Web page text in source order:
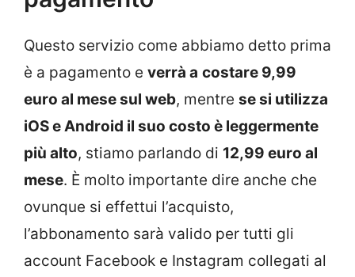
Questo servizio come abbiamo detto prima
è a pagamento e verrà a costare 9,99
euro al mese sul web, mentre se si utilizza
iOS e Android il suo costo è leggermente
più alto, stiamo parlando di 12,99 euro al
mese. È molto importante dire anche che
ovunque si effettui l’acquisto,
l’abbonamento sarà valido per tutti gli
account Facebook e Instagram collegati al